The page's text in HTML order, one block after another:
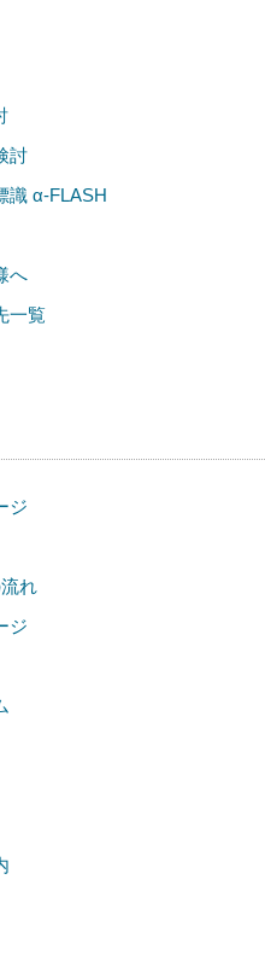
討
識 α‐FLASH
へ
一覧
ジ
れ
ジ